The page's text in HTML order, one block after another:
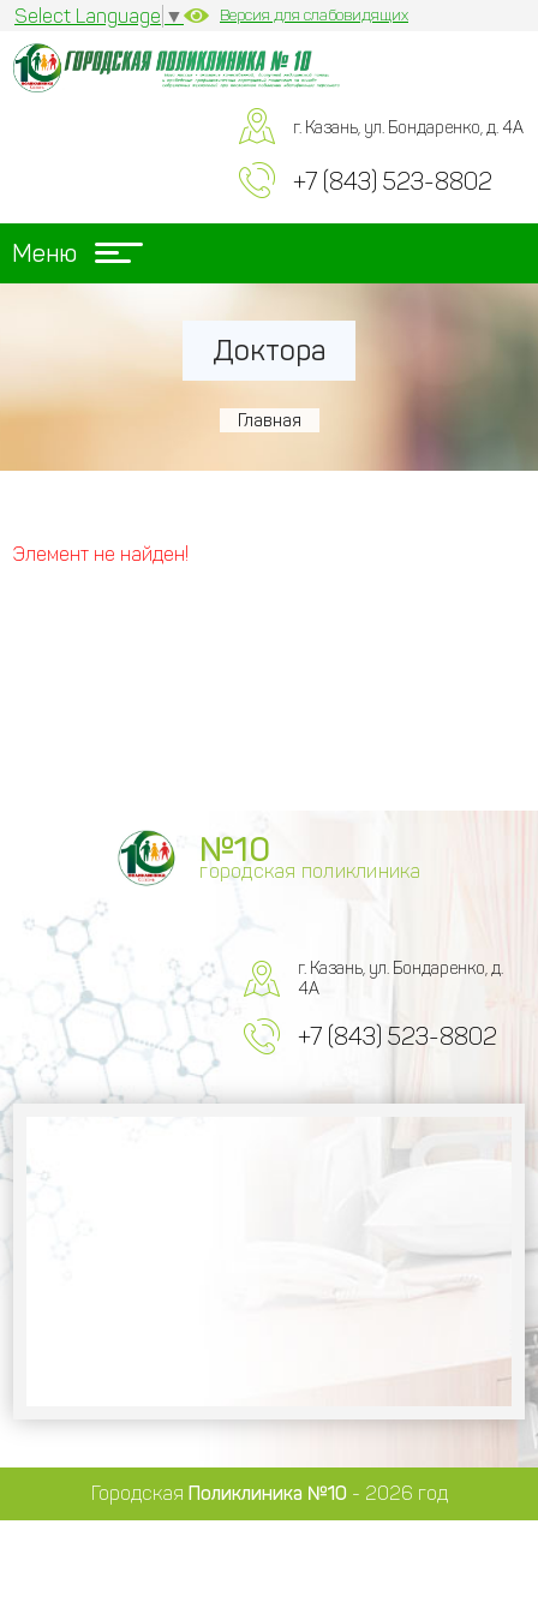
Select Language ▼ Версия для слабовидящих
г. Казань, ул. Бондаренко, д. 4А
+7 (843) 523-8802
Меню
Доктора
Главная
Элемент не найден!
№10
городская поликлиника
г. Казань, ул. Бондаренко, д.
4А
+7 (843) 523-8802
Городская Поликлиника №10 - 2026 год